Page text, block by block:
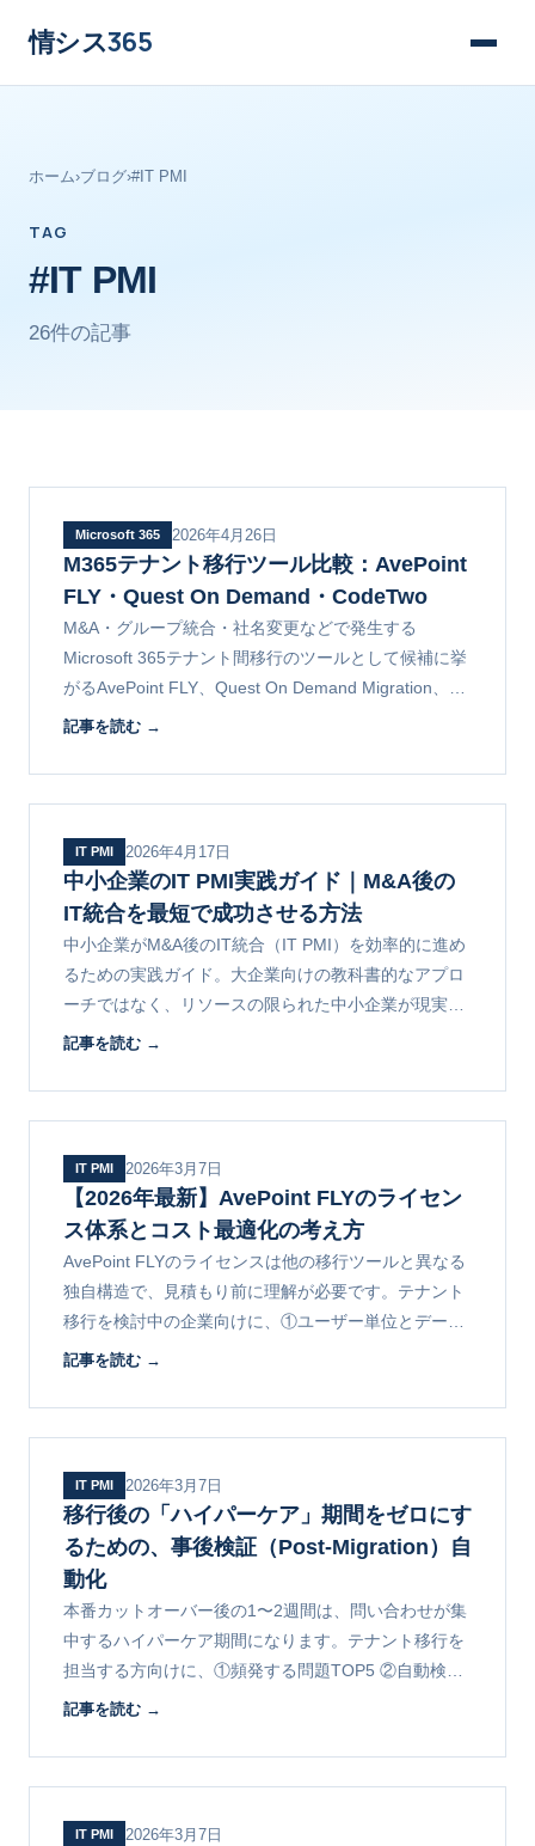
情シス365
ホーム›ブログ›#IT PMI
TAG
#IT PMI
26件の記事
Microsoft 365 2026年4月26日
M365テナント移行ツール比較：AvePoint
FLY・Quest On Demand・CodeTwo
M&A・グループ統合・社名変更などで発生する
Microsoft 365テナント間移行のツールとして候補に挙
がるAvePoint FLY、Quest On Demand Migration、
CodeTwoの3製品を、対応データ範囲・移行方式・運
記事を読む →
IT PMI 2026年4月17日
中小企業のIT PMI実践ガイド｜M&A後の
IT統合を最短で成功させる方法
中小企業がM&A後のIT統合（IT PMI）を効率的に進め
るための実践ガイド。大企業向けの教科書的なアプロ
ーチではなく、リソースの限られた中小企業が現実的
に取り組める方法を、費用感・期間・優先順位ととも
記事を読む →
IT PMI 2026年3月7日
【2026年最新】AvePoint FLYのライセン
ス体系とコスト最適化の考え方
AvePoint FLYのライセンスは他の移行ツールと異なる
独自構造で、見積もり前に理解が必要です。テナント
移行を検討中の企業向けに、①ユーザー単位とデータ
量単位の体系 ②コスト最適化の5つの工夫 ③確認事項
記事を読む →
IT PMI 2026年3月7日
移行後の「ハイパーケア」期間をゼロにす
るための、事後検証（Post-Migration）自
動化
本番カットオーバー後の1〜2週間は、問い合わせが集
中するハイパーケア期間になります。テナント移行を
担当する方向けに、①頻発する問題TOP5 ②自動検証
の3レイヤー ③ユーザーセルフチェックとエスカレー
記事を読む →
IT PMI 2026年3月7日